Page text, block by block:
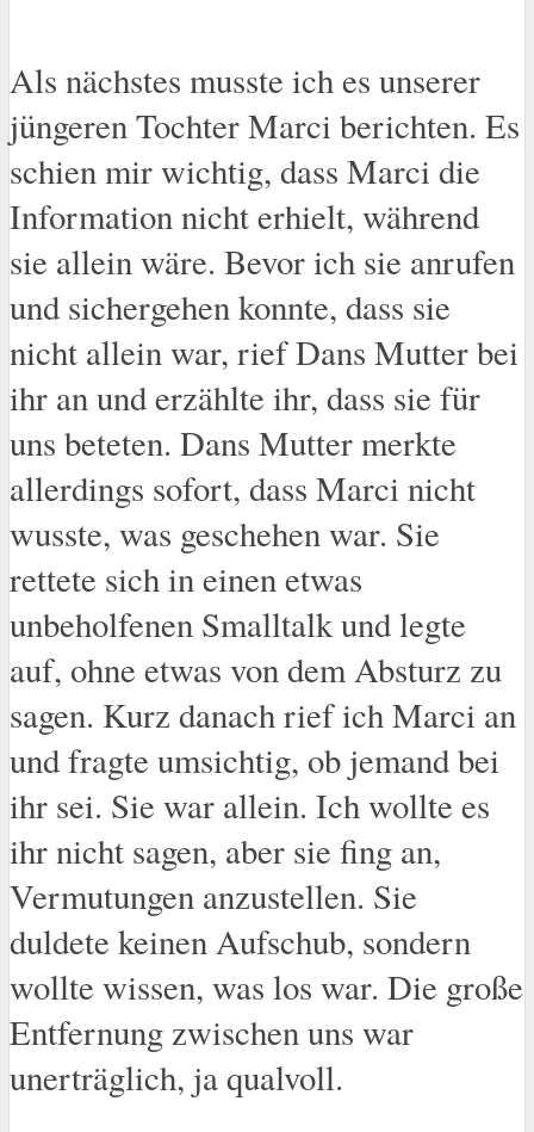
Als nächstes musste ich es unserer
jüngeren Tochter Marci berichten. Es
schien mir wichtig, dass Marci die
Information nicht erhielt, während
sie allein wäre. Bevor ich sie anrufen
und sichergehen konnte, dass sie
nicht allein war, rief Dans Mutter bei
ihr an und erzählte ihr, dass sie für
uns beteten. Dans Mutter merkte
allerdings sofort, dass Marci nicht
wusste, was geschehen war. Sie
rettete sich in einen etwas
unbeholfenen Smalltalk und legte
auf, ohne etwas von dem Absturz zu
sagen. Kurz danach rief ich Marci an
und fragte umsichtig, ob jemand bei
ihr sei. Sie war allein. Ich wollte es
ihr nicht sagen, aber sie fing an,
Vermutungen anzustellen. Sie
duldete keinen Aufschub, sondern
wollte wissen, was los war. Die große
Entfernung zwischen uns war
unerträglich, ja qualvoll.